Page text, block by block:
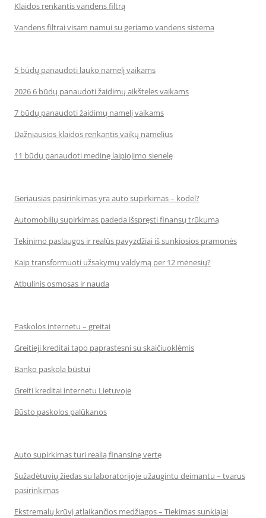
Klaidos renkantis vandens filtrą
Vandens filtrai visam namui su geriamo vandens sistema
5 būdų panaudoti lauko namelį vaikams
2026 6 būdų panaudoti žaidimų aikšteles vaikams
7 būdų panaudoti žaidimų namelį vaikams
Dažniausios klaidos renkantis vaikų namelius
11 būdų panaudoti medinę laipiojimo sienelę
Geriausias pasirinkimas yra auto supirkimas – kodėl?
Automobilių supirkimas padeda išspręsti finansų trūkumą
Tekinimo paslaugos ir realūs pavyzdžiai iš sunkiosios pramonės
Kaip transformuoti užsakymų valdymą per 12 mėnesių?
Atbulinis osmosas ir nauda
Paskolos internetu – greitai
Greitieji kreditai tapo paprastesni su skaičiuoklėmis
Banko paskola būstui
Greiti kreditai internetu Lietuvoje
Būsto paskolos palūkanos
Auto supirkimas turi realią finansinę vertę
Sužadėtuvių žiedas su laboratorijoje užaugintu deimantu – tvarus
pasirinkimas
Ekstremalų krūvį atlaikančios medžiagos – Tiekimas sunkiajai